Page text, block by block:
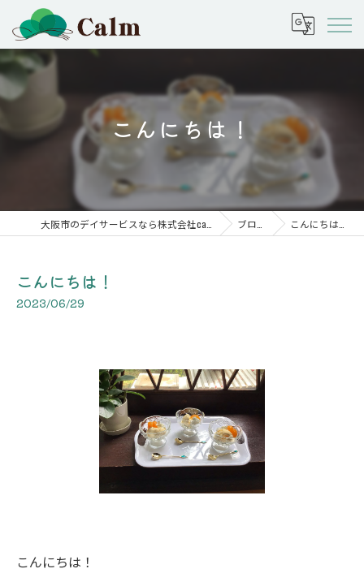
こんにちは！
ブログ こんにちは！
こんにちは！
2023/06/29
こんにちは！